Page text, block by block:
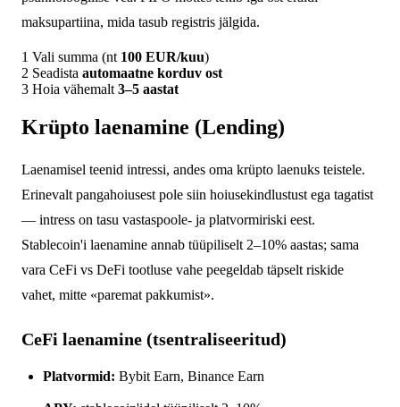
maksupartiina, mida tasub registris jälgida.
1 Vali summa (nt 100 EUR/kuu)
2 Seadista automaatne korduv ost
3 Hoia vähemalt 3–5 aastat
Krüpto laenamine (Lending)
Laenamisel teenid intressi, andes oma krüpto laenuks teistele.
Erinevalt pangahoiusest pole siin hoiusekindlustust ega tagatist
— intress on tasu vastaspoole- ja platvormiriski eest.
Stablecoin'i laenamine annab tüüpiliselt 2–10% aastas; sama
vara CeFi vs DeFi tootluse vahe peegeldab täpselt riskide
vahet, mitte «paremat pakkumist».
CeFi laenamine (tsentraliseeritud)
Platvormid: Bybit Earn, Binance Earn